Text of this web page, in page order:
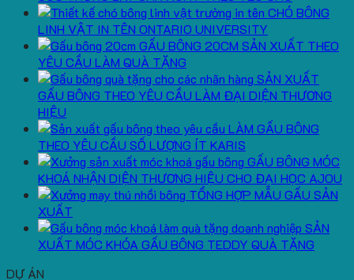
CHÓ BÔNG
LINH VẬT IN TÊN ONTARIO UNIVERSITY
GẤU BÔNG 20CM SẢN XUẤT THEO
YÊU CẦU LÀM QUÀ TẶNG
SẢN XUẤT
GẤU BÔNG THEO YÊU CẦU LÀM ĐẠI DIỆN THƯƠNG
HIỆU
LÀM GẤU BÔNG
THEO YÊU CẦU SỐ LƯỢNG ÍT KARIS
GẤU BÔNG MÓC
KHOÁ NHẬN DIỆN THƯƠNG HIỆU CHO ĐẠI HỌC AJOU
TỔNG HỢP MẪU GẤU SẢN
XUẤT
SẢN
XUẤT MÓC KHÓA GẤU BÔNG TEDDY QUÀ TẶNG
DỰ ÁN